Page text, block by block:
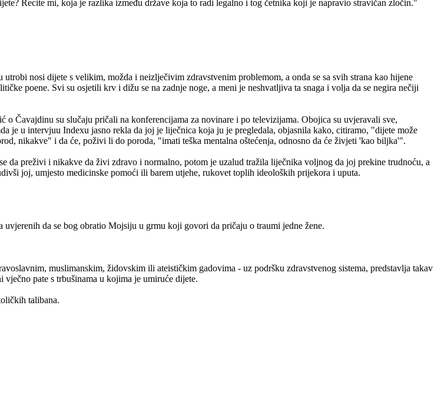
Recite mi, koja je razlika između države koja to radi legalno i tog četnika koji je napravio stravičan zločin."
nosi dijete s velikim, možda i neizlječivim zdravstvenim problemom, a onda se sa svih strana kao hijene
poene. Svi su osjetili krv i dižu se na zadnje noge, a meni je neshvatljiva ta snaga i volja da se negira nečiji
Čavajdinu su slučaju pričali na konferencijama za novinare i po televizijama. Obojica su uvjeravali sve,
je u intervjuu Indexu jasno rekla da joj je liječnica koja ju je pregledala, objasnila kako, citiramo, "dijete može
nikakve" i da će, poživi li do poroda, "imati teška mentalna oštećenja, odnosno da će živjeti 'kao biljka'".
da preživi i nikakve da živi zdravo i normalno, potom je uzalud tražila liječnika voljnog da joj prekine trudnoću, a
joj, umjesto medicinske pomoći ili barem utjehe, rukovet toplih ideoloških prijekora i uputa.
da se bog obratio Mojsiju u grmu koji govori da pričaju o traumi jedne žene.
muslimanskim, židovskim ili ateističkim gadovima - uz podršku zdravstvenog sistema, predstavlja takav
pate s trbušinama u kojima je umiruće dijete.
talibana.